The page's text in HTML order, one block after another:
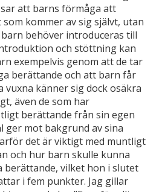
att barns förmåga att
kommer av sig självt, utan
behöver introduceras till
och stöttning kan
exempelvis genom att de tar
berättande och att barn får
vuxna känner sig dock osäkra
även de som har
berättande från sin egen
ger mot bakgrund av sina
det är viktigt med muntligt
och hur barn skulle kunna
vilket hon i slutet
i fem punkter. Jag gillar